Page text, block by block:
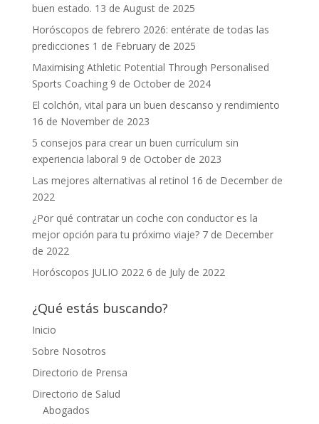
buen estado. 13 de August de 2025
Horóscopos de febrero 2026: entérate de todas las
predicciones 1 de February de 2025
Maximising Athletic Potential Through Personalised
Sports Coaching 9 de October de 2024
El colchón, vital para un buen descanso y rendimiento
16 de November de 2023
5 consejos para crear un buen currículum sin
experiencia laboral 9 de October de 2023
Las mejores alternativas al retinol 16 de December de
2022
¿Por qué contratar un coche con conductor es la
mejor opción para tu próximo viaje? 7 de December
de 2022
Horóscopos JULIO 2022 6 de July de 2022
¿Qué estás buscando?
Inicio
Sobre Nosotros
Directorio de Prensa
Directorio de Salud
Abogados